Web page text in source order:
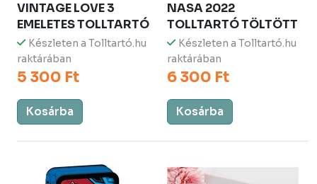
VINTAGE LOVE 3
EMELETES TOLLTARTÓ
Készleten a Tolltartó.hu
raktárában
5 300 Ft
Kosárba
NASA 2022
TOLLTARTÓ TÖLTÖTT
Készleten a Tolltartó.hu
raktárában
6 300 Ft
Kosárba